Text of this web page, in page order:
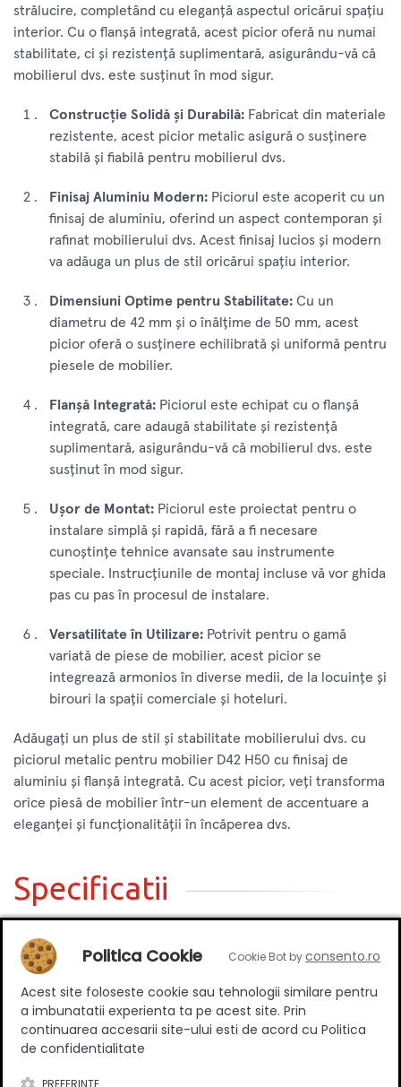
strălucire, completând cu eleganță aspectul oricărui spațiu
interior. Cu o flanșă integrată, acest picior oferă nu numai
stabilitate, ci și rezistență suplimentară, asigurându-vă că
mobilierul dvs. este susținut în mod sigur.
Construcție Solidă și Durabilă: Fabricat din materiale
rezistente, acest picior metalic asigură o susținere
stabilă și fiabilă pentru mobilierul dvs.
Finisaj Aluminiu Modern: Piciorul este acoperit cu un
finisaj de aluminiu, oferind un aspect contemporan și
rafinat mobilierului dvs. Acest finisaj lucios și modern
va adăuga un plus de stil oricărui spațiu interior.
Dimensiuni Optime pentru Stabilitate: Cu un
diametru de 42 mm și o înălțime de 50 mm, acest
picior oferă o susținere echilibrată și uniformă pentru
piesele de mobilier.
Flanșă Integrată: Piciorul este echipat cu o flanșă
integrată, care adaugă stabilitate și rezistență
suplimentară, asigurându-vă că mobilierul dvs. este
susținut în mod sigur.
Ușor de Montat: Piciorul este proiectat pentru o
instalare simplă și rapidă, fără a fi necesare
cunoștințe tehnice avansate sau instrumente
speciale. Instrucțiunile de montaj incluse vă vor ghida
pas cu pas în procesul de instalare.
Versatilitate în Utilizare: Potrivit pentru o gamă
variată de piese de mobilier, acest picior se
integrează armonios în diverse medii, de la locuințe și
birouri la spații comerciale și hoteluri.
Adăugați un plus de stil și stabilitate mobilierului dvs. cu
piciorul metalic pentru mobilier D42 H50 cu finisaj de
aluminiu și flanșă integrată. Cu acest picior, veți transforma
orice piesă de mobilier într-un element de accentuare a
eleganței și funcționalității în încăperea dvs.
Specificatii
Inaltime
50 mm
Ajustabil
Material
Metal/cauciuc
Culoare
Politica Cookie Cookie Bot byconsento.ro
Acest site foloseste cookie sau tehnologii similare pentru
a imbunatatii experienta ta pe acest site. Prin
continuarea accesarii site-ului esti de acord cu Politica
de confidentialitate